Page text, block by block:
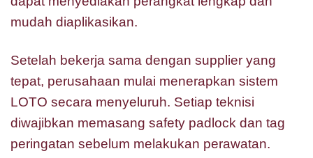
mudah diaplikasikan.
Setelah bekerja sama dengan supplier yang
tepat, perusahaan mulai menerapkan sistem
LOTO secara menyeluruh. Setiap teknisi
diwajibkan memasang safety padlock dan tag
peringatan sebelum melakukan perawatan.